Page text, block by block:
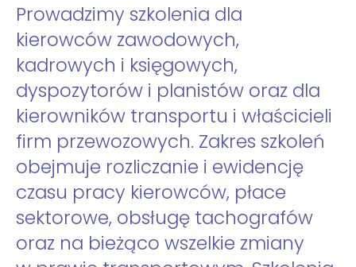
Prowadzimy szkolenia dla
kierowców zawodowych,
kadrowych i księgowych,
dyspozytorów i planistów oraz dla
kierowników transportu i właścicieli
firm przewozowych. Zakres szkoleń
obejmuje rozliczanie i ewidencję
czasu pracy kierowców, płace
sektorowe, obsługę tachografów
oraz na bieżąco wszelkie zmiany